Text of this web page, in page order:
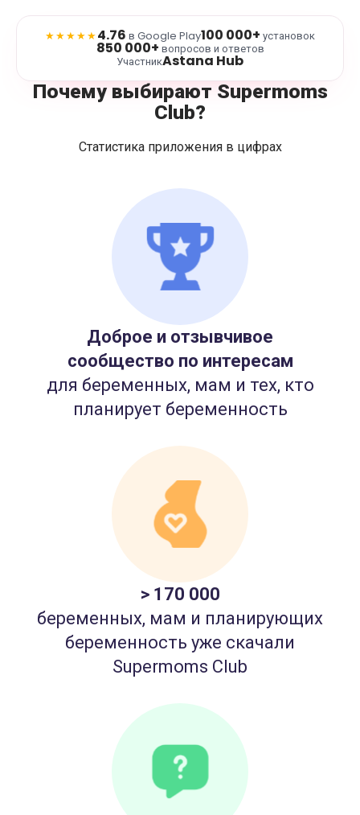
★★★★★4.76 в Google Play100 000+ установок
850 000+ вопросов и ответов
УчастникAstana Hub
Почему выбирают Supermoms
Club?
Статистика приложения в цифрах
Доброе и отзывчивое
сообщество по интересам
для беременных, мам и тех, кто
планирует беременность
> 170 000
беременных, мам и планирующих
беременность уже скачали
Supermoms Club